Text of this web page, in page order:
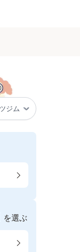
を選ぶ